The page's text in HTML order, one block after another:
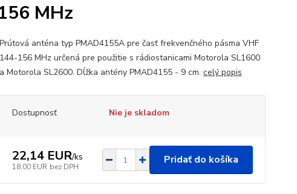
MHz
Prútová anténa typ PMAD4155A pre časť frekvenčného pásma VHF
144-156 MHz určená pre použitie s rádiostanicami Motorola SL1600
a Motorola SL2600. Dĺžka antény PMAD4155 - 9 cm. celý popis
Dostupnosť Nie je skladom
22,14 EUR/ks
18,00 EUR bez DPH
Pridať do košíka